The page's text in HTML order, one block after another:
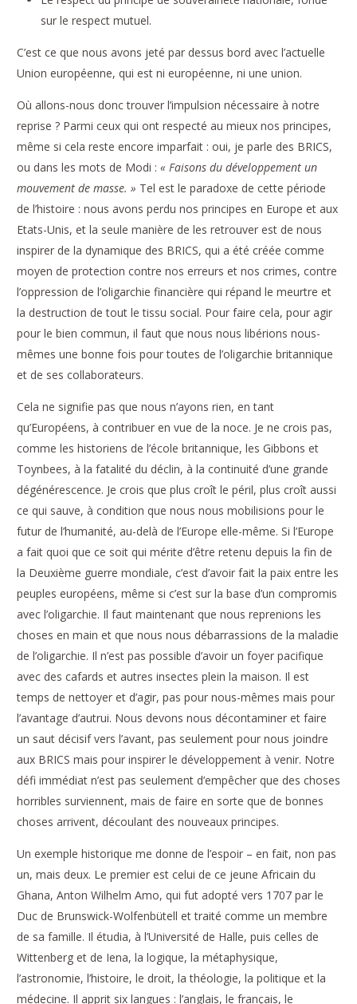
sur le respect mutuel.
C’est ce que nous avons jeté par dessus bord avec l’actuelle
Union européenne, qui est ni européenne, ni une union.
Où allons-nous donc trouver l’impulsion nécessaire à notre
reprise ? Parmi ceux qui ont respecté au mieux nos principes,
même si cela reste encore imparfait : oui, je parle des BRICS,
ou dans les mots de Modi : « Faisons du développement un
mouvement de masse. » Tel est le paradoxe de cette période
de l’histoire : nous avons perdu nos principes en Europe et aux
Etats-Unis, et la seule manière de les retrouver est de nous
inspirer de la dynamique des BRICS, qui a été créée comme
moyen de protection contre nos erreurs et nos crimes, contre
l’oppression de l’oligarchie financière qui répand le meurtre et
la destruction de tout le tissu social. Pour faire cela, pour agir
pour le bien commun, il faut que nous nous libérions nous-
mêmes une bonne fois pour toutes de l’oligarchie britannique
et de ses collaborateurs.
Cela ne signifie pas que nous n’ayons rien, en tant
qu’Européens, à contribuer en vue de la noce. Je ne crois pas,
comme les historiens de l’école britannique, les Gibbons et
Toynbees, à la fatalité du déclin, à la continuité d’une grande
dégénérescence. Je crois que plus croît le péril, plus croît aussi
ce qui sauve, à condition que nous nous mobilisions pour le
futur de l’humanité, au-delà de l’Europe elle-même. Si l’Europe
a fait quoi que ce soit qui mérite d’être retenu depuis la fin de
la Deuxième guerre mondiale, c’est d’avoir fait la paix entre les
peuples européens, même si c’est sur la base d’un compromis
avec l’oligarchie. Il faut maintenant que nous reprenions les
choses en main et que nous nous débarrassions de la maladie
de l’oligarchie. Il n’est pas possible d’avoir un foyer pacifique
avec des cafards et autres insectes plein la maison. Il est
temps de nettoyer et d’agir, pas pour nous-mêmes mais pour
l’avantage d’autrui. Nous devons nous décontaminer et faire
un saut décisif vers l’avant, pas seulement pour nous joindre
aux BRICS mais pour inspirer le développement à venir. Notre
défi immédiat n’est pas seulement d’empêcher que des choses
horribles surviennent, mais de faire en sorte que de bonnes
choses arrivent, découlant des nouveaux principes.
Un exemple historique me donne de l’espoir – en fait, non pas
un, mais deux. Le premier est celui de ce jeune Africain du
Ghana, Anton Wilhelm Amo, qui fut adopté vers 1707 par le
Duc de Brunswick-Wolfenbütell et traité comme un membre
de sa famille. Il étudia, à l’Université de Halle, puis celles de
Wittenberg et de Iena, la logique, la métaphysique,
l’astronomie, l’histoire, le droit, la théologie, la politique et la
médecine. Il apprit six langues : l’anglais, le français, le